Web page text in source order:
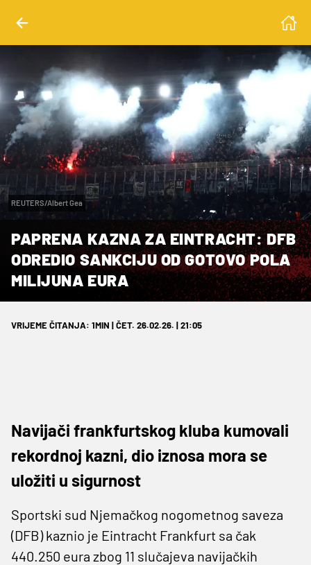
REUTERS/Albert Gea
PAPRENA KAZNA ZA EINTRACHT: DFB
ODREDIO SANKCIJU OD GOTOVO POLA
MILIJUNA EURA
VRIJEME ČITANJA: 1MIN | ČET. 26.02.26. | 21:05
Navijači frankfurtskog kluba kumovali
rekordnoj kazni, dio iznosa mora se
uložiti u sigurnost
Sportski sud Njemačkog nogometnog saveza
(DFB) kaznio je Eintracht Frankfurt sa čak
440.250 eura zbog 11 slučajeva navijačkih